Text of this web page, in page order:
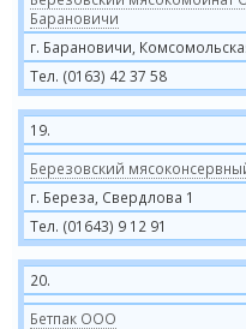
Барановичи
г. Барановичи,
Тел. (0163) 42 37 58
19.
Березовский
г. Береза, Свердлова 1
Тел. (01643) 9 12 91
20.
Бетпак ООО